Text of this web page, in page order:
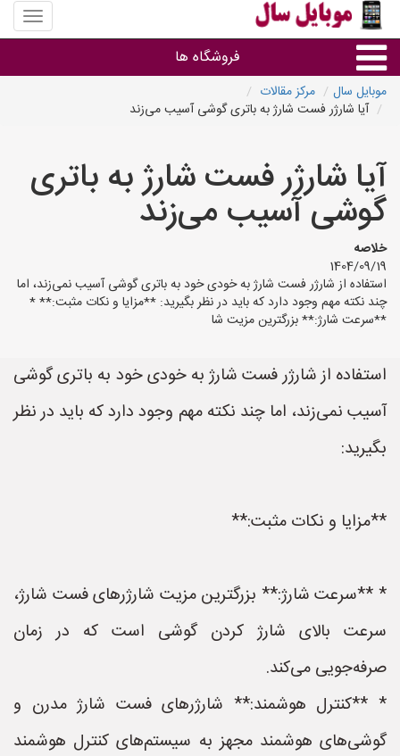
منوی
سایت
سال
فروشگاه ها
موبایل و تبلت
سایر گروه ها
فروشگاه های موبایل
موبایل سال
مرکز مقالات
آیا شارژر فست شارژ به باتری گوشی آسیب می‌زند
آیا شارژر فست شارژ به باتری
گوشی آسیب می‌زند
خلاصه
1404/09/19
استفاده از شارژر فست شارژ به خودی خود به باتری گوشی آسیب نمی‌زند، اما
چند نکته مهم وجود دارد که باید در نظر بگیرید: **مزایا و نکات مثبت:** *
**سرعت شارژ:** بزرگترین مزیت شا
استفاده از شارژر فست شارژ به خودی خود به باتری گوشی
آسیب نمی‌زند، اما چند نکته مهم وجود دارد که باید در نظر
بگیرید:
**مزایا و نکات مثبت:**
* **سرعت شارژ:** بزرگترین مزیت شارژرهای فست شارژ،
سرعت بالای شارژ کردن گوشی است که در زمان
صرفه‌جویی می‌کند.
* **کنترل هوشمند:** شارژرهای فست شارژ مدرن و
گوشی‌های هوشمند مجهز به سیستم‌های کنترل هوشمند